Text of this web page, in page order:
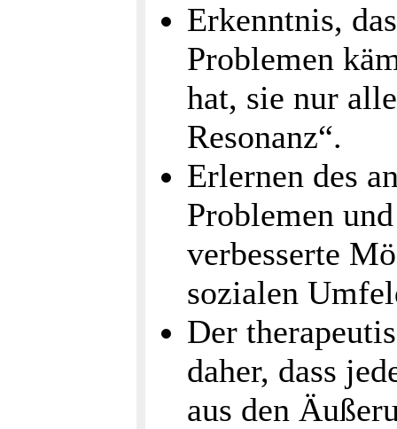
Erkenntnis,
Problemen
hat, sie nur
Resonanz“.
Erlernen des
Problemen
verbesserte
sozialen
Der
daher, dass
aus den